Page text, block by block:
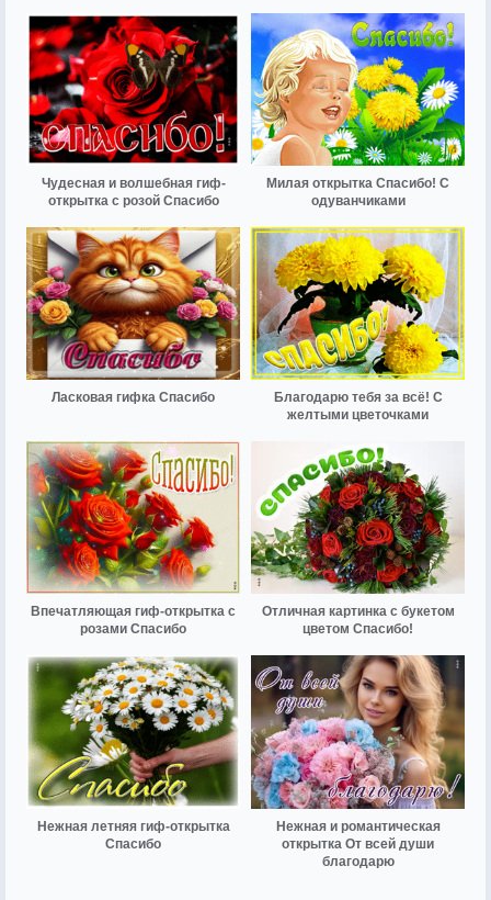
Чудесная и волшебная гиф-
открытка с розой Спасибо
Милая открытка Спасибо! С
одуванчиками
Ласковая гифка Спасибо
Благодарю тебя за всё! С
желтыми цветочками
Впечатляющая гиф-открытка с
розами Спасибо
Отличная картинка с букетом
цветом Спасибо!
Нежная летняя гиф-открытка
Спасибо
Нежная и романтическая
открытка От всей души
благодарю